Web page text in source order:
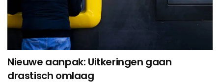
Nieuwe aanpak: Uitkeringen gaan
drastisch omlaag